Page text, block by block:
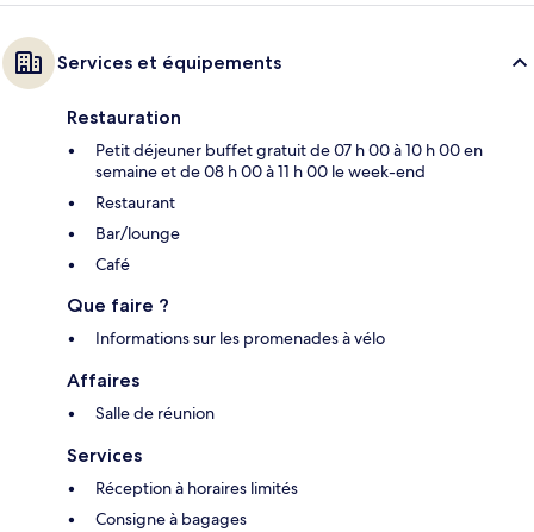
Services et équipements
Restauration
Petit déjeuner buffet gratuit de 07 h 00 à 10 h 00 en
semaine et de 08 h 00 à 11 h 00 le week-end
Restaurant
Bar/lounge
Café
Que faire ?
Informations sur les promenades à vélo
Affaires
Salle de réunion
Services
Réception à horaires limités
Consigne à bagages